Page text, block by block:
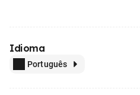
Idioma
Português